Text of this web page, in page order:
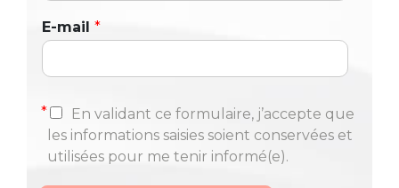
E-mail *
*
En validant ce formulaire, j’accepte que
les informations saisies soient conservées et
utilisées pour me tenir informé(e).